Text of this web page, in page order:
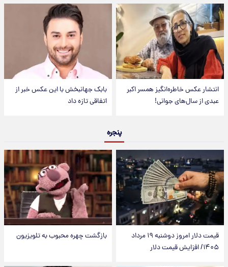
انتشار عکس خاطره‌انگیز همسر اکبر
عبدی از سال‌های جوانی!
بابک جهانبخش با این عکس خبر از
اتفاقی تازه داد
پنجره
قیمت دلار امروز دوشنبه ۱۹ مرداد
۱۴۰۵/ افزایش قیمت دلار
بازگشت چهره محبوب به تلویزیون